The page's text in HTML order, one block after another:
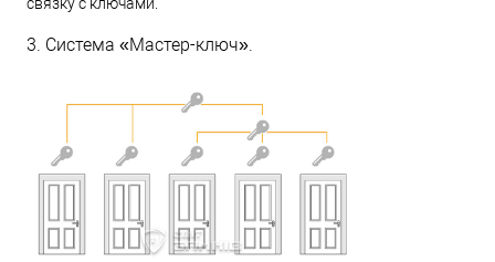
3. Система «Мастер-ключ».